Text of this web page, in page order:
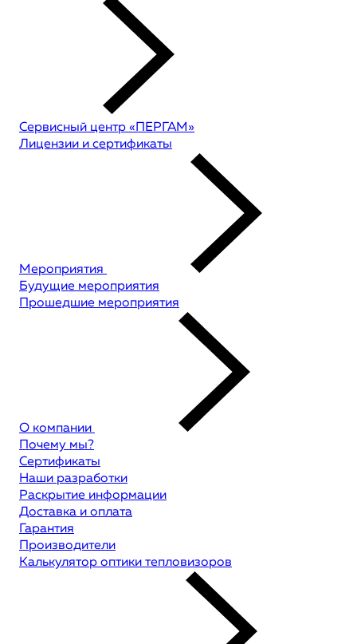
Сервисный центр «ПЕРГАМ»
Лицензии и сертификаты
Мероприятия
Будущие мероприятия
Прошедшие мероприятия
О компании
Почему мы?
Сертификаты
Наши разработки
Раскрытие информации
Доставка и оплата
Гарантия
Производители
Калькулятор оптики тепловизоров